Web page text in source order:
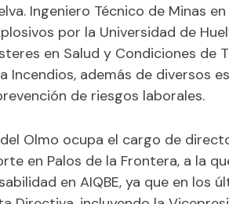
Ingeniero Técnico de Minas
por la Universidad de
en Salud y Condiciones de
Incendios, además de diversos
de riesgos laborales.
Olmo ocupa el cargo de
en Palos de la Frontera, a la
en AIQBE, ya que en los